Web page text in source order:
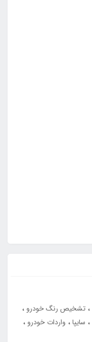
تشخیص رنگ خودرو
سایپا
واردات خودرو